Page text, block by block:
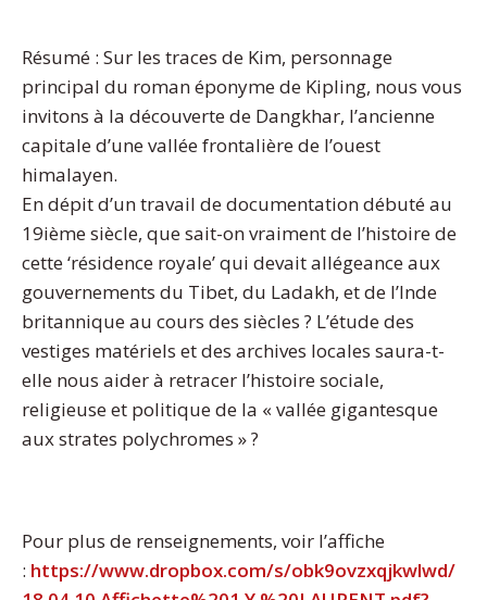
Résumé : Sur les traces de Kim, personnage
principal du roman éponyme de Kipling, nous vous
invitons à la découverte de Dangkhar, l’ancienne
capitale d’une vallée frontalière de l’ouest
himalayen.
En dépit d’un travail de documentation débuté au
19ième siècle, que sait-on vraiment de l’histoire de
cette ‘résidence royale’ qui devait allégeance aux
gouvernements du Tibet, du Ladakh, et de l’Inde
britannique au cours des siècles ? L’étude des
vestiges matériels et des archives locales saura-t-
elle nous aider à retracer l’histoire sociale,
religieuse et politique de la « vallée gigantesque
aux strates polychromes » ?
Pour plus de renseignements, voir l’affiche
: https://www.dropbox.com/s/obk9ovzxqjkwlwd/